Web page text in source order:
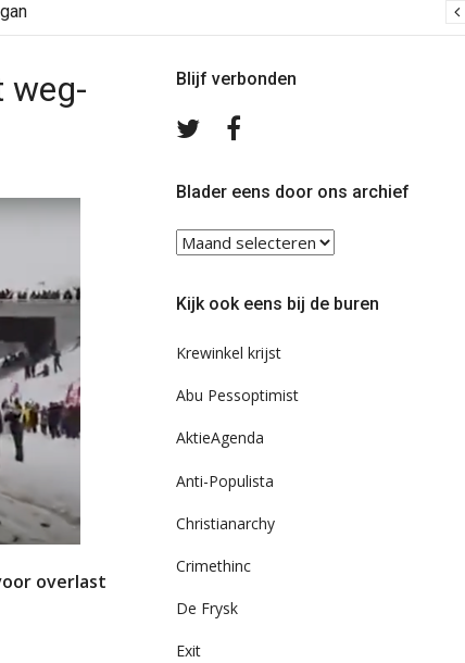
weg-
overlast
Blijf verbonden
Volg
TwitterFacebook
Blader eens door ons archief
Blader
eens
ons
Kijk ook eens bij de buren
Krewinkel krijst
Abu Pessoptimist
AktieAgenda
Anti-Populista
Christianarchy
Crimethinc
De Frysk
Exit